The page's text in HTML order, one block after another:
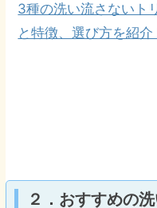
3種の洗い流さないト
と特徴、選び方を紹介
２．おすすめの